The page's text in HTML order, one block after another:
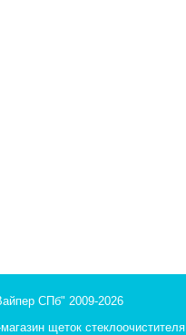
СПб" 2009-2026
щеток стеклоочистителя